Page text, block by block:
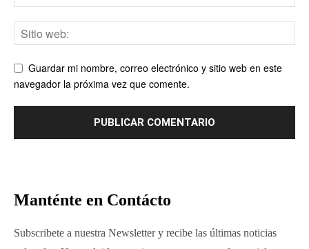
Guardar mi nombre, correo electrónico y sitio web en este
navegador la próxima vez que comente.
Manténte en Contácto
Subscribete a nuestra Newsletter y recibe las últimas noticias